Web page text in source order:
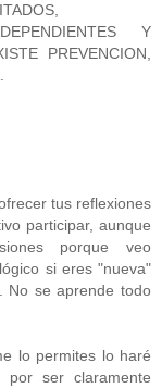
Y
PREVENCION,
tus reflexiones
participar, aunque
porque veo
si eres "nueva"
No se aprende todo
lo permites lo haré
ser claramente